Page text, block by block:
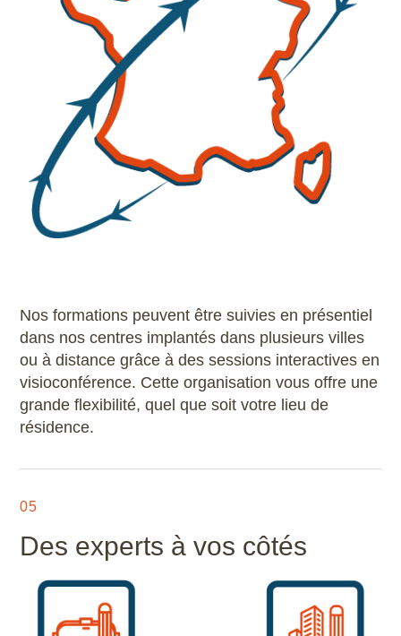
Nos formations peuvent être suivies en présentiel
dans nos centres implantés dans plusieurs villes
ou à distance grâce à des sessions interactives en
visioconférence. Cette organisation vous offre une
grande flexibilité, quel que soit votre lieu de
résidence.
05
Des experts à vos côtés